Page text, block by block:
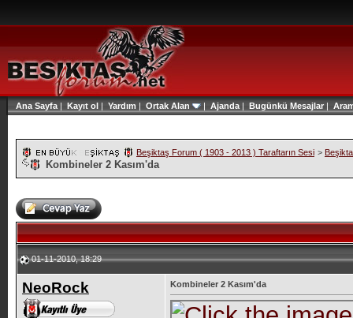
Ana Sayfa | Kayıt ol | Yardım | Ortak Alan | Ajanda | Bugünkü Mesajlar|
Beşiktaş Forum ( 1903 - 2013 ) Taraftarın Sesi >
Kombineler 2 Kasım'da
01-11-2010, 18:29
NeoRock Kombineler 2 Kasım'da